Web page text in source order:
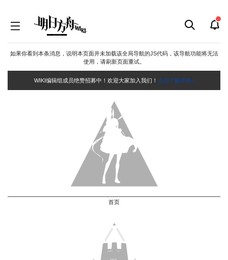
如果你看到本条消息，说明本页面并未加载该全局导航的JS代码，该导航功能将无法
使用，请刷新页面重试。
WIKI编辑组成员绝赞招募中！欢迎大家加入我们！ 点击了解详情~
首页